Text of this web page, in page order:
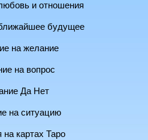
и отношения
будущее
на желание
на вопрос
Да Нет
на ситуацию
на картах Таро